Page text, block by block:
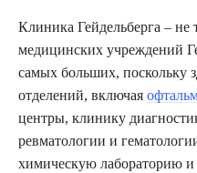
Клиника Гейдельберга – не
медицинских учреждений
самых больших, поскольку
отделений, включая
центры, клинику
ревматологии и
химическую лабораторию и